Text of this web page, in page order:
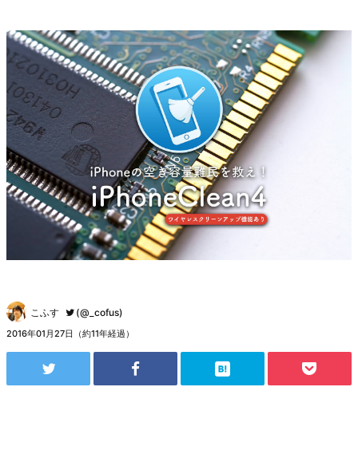
こふす (@_cofus)
2016年01月27日（約11年経過）